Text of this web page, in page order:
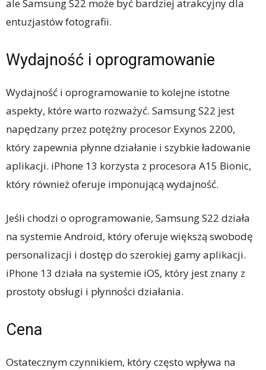
ale Samsung S22 może być bardziej atrakcyjny dla
entuzjastów fotografii.
Wydajność i oprogramowanie
Wydajność i oprogramowanie to kolejne istotne
aspekty, które warto rozważyć. Samsung S22 jest
napędzany przez potężny procesor Exynos 2200,
który zapewnia płynne działanie i szybkie ładowanie
aplikacji. iPhone 13 korzysta z procesora A15 Bionic,
który również oferuje imponującą wydajność.
Jeśli chodzi o oprogramowanie, Samsung S22 działa
na systemie Android, który oferuje większą swobodę
personalizacji i dostęp do szerokiej gamy aplikacji.
iPhone 13 działa na systemie iOS, który jest znany z
prostoty obsługi i płynności działania.
Cena
Ostatecznym czynnikiem, który często wpływa na